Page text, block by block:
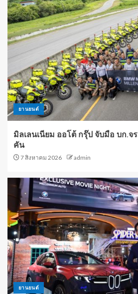
ยานยนต์
มิลเลนเนียม ออโต้ กรุ๊ป จับมือ บก.จ
คัน
7 สิงหาคม 2026 admin
ยานยนต์